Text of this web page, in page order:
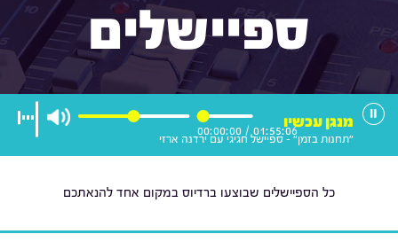
ספיישלים
01:55:06
/
00:00:00
מנגן עכשיו
"תחנות בזמן" - ספיישל חגיגי עם ירדנה ארזי
כל הספיישלים שבוצעו ברדיוס במקום אחד להנאתכם